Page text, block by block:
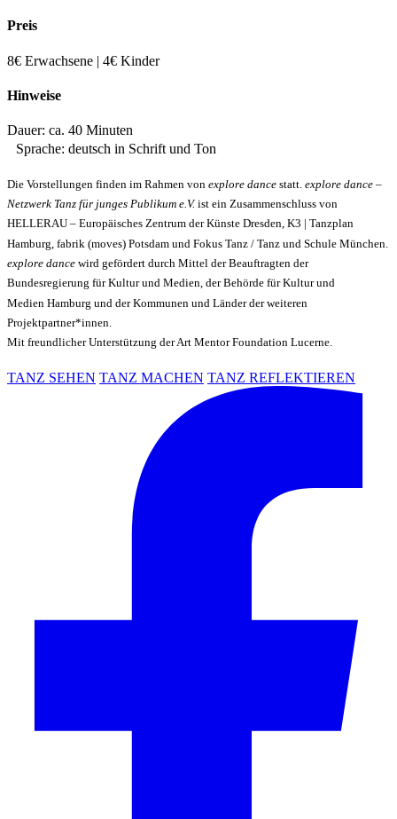
Preis
8€ Erwachsene | 4€ Kinder
Hinweise
Dauer: ca. 40 Minuten
Sprache: deutsch in Schrift und Ton
Die Vorstellungen finden im Rahmen von explore dance statt. explore dance –
Netzwerk Tanz für junges Publikum e.V. ist ein Zusammenschluss von
HELLERAU – Europäisches Zentrum der Künste Dresden, K3 | Tanzplan
Hamburg, fabrik (moves) Potsdam und Fokus Tanz / Tanz und Schule München.
explore dance wird gefördert durch Mittel der Beauftragten der
Bundesregierung für Kultur und Medien, der Behörde für Kultur und
Medien Hamburg und der Kommunen und Länder der weiteren
Projektpartner*innen.
Mit freundlicher Unterstützung der Art Mentor Foundation Lucerne.
TANZ SEHEN TANZ MACHEN TANZ REFLEKTIEREN